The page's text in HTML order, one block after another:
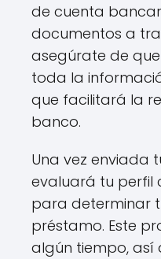
de cuenta
documentos a
asegúrate de
toda la
que facilitará la
banco.
Una vez enviada
evaluará tu perfil
para determinar
préstamo. Este
algún tiempo, así